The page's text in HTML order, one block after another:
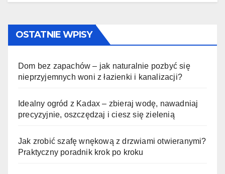
OSTATNIE WPISY
Dom bez zapachów – jak naturalnie pozbyć się
nieprzyjemnych woni z łazienki i kanalizacji?
Idealny ogród z Kadax – zbieraj wodę, nawadniaj
precyzyjnie, oszczędzaj i ciesz się zielenią
Jak zrobić szafę wnękową z drzwiami otwieranymi?
Praktyczny poradnik krok po kroku